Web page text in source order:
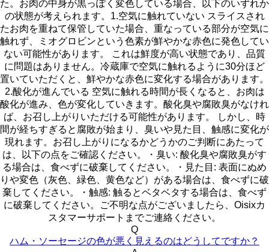
た。お肉の中身が黒っぽく変色している場合、以下のいずれか
の状態が考えられます。1.空気に触れていない スライスされ
たお肉を重ねて保管していた場合、重なっている部分が空気に
触れず、ミオグロビンという色素が鮮やかな赤色に発色してい
ない可能性があります。 これは鮮度が高い状態であり、品質
に問題はありません。冷蔵庫で空気に触れるように30分ほど
置いていただくと、鮮やかな赤色に変化する場合があります。
2.酸化が進んでいる 空気に触れる時間が長くなると、お肉は
酸化が進み、色が変化していきます。酸化臭や腐敗臭がなけれ
ば、お召し上がりいただける可能性があります。 しかし、時
間が経ちすぎると腐敗が始まり、臭いや見た目、触感に変化が
現れます。お召し上がりになるかどうかのご判断にあたって
は、以下の点をご確認ください。・臭い: 酸化臭や腐敗臭がす
る場合は、食べずに破棄してください。・見た目: 表面にぬめ
りや変色（灰色、緑色、黄色など）がある場合は、食べずに破
棄してください。・触感: 触るとベタベタする場合は、食べず
に破棄してください。ご不明な点がございましたら、Oisixカ
スタマーサポートまでご連絡ください。
Q
ハム・ソーセージの色が悪く見えるのはどうしてですか？